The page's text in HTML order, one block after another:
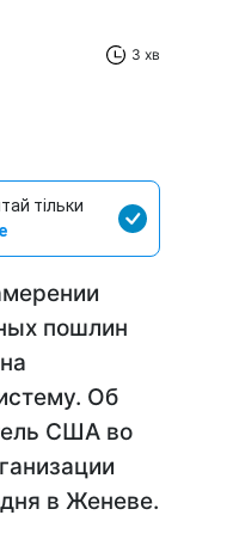
3 хв
тільки
пошлин
Об
США во
в Женеве.